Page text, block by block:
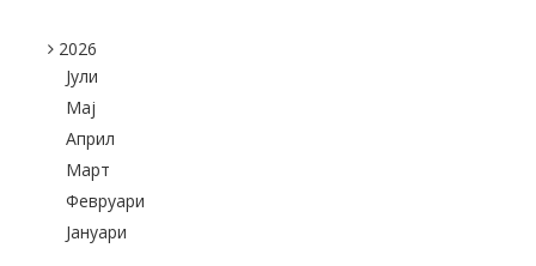
2026
Јули
Maj
Април
Март
Февруари
Јануари